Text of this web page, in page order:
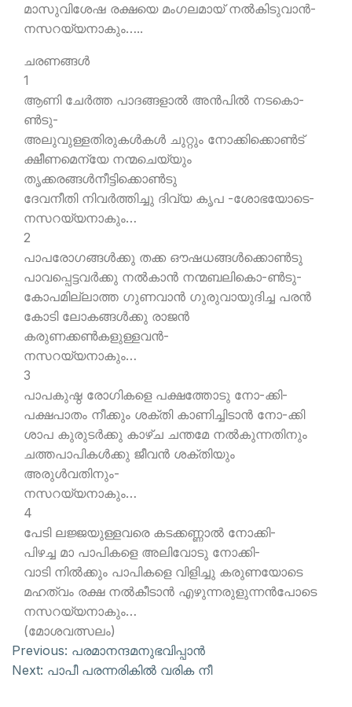
മാസുവിശേഷ രക്ഷയെ മംഗലമായ് നല്‍കിടുവാന്‍-
നസറയ്യനാകും…..
ചരണങ്ങള്‍
1
ആണി ചേര്‍ത്ത പാദങ്ങളാല്‍ അന്‍പില്‍ നടകൊ-
ണ്‍ടു-
അലുവുള്ളതിരുകള്‍കള്‍ ചുറ്റും നോക്കിക്കൊണ്‍ട്
ക്ഷീണമെന്യേ നന്മചെയ്യും
തൃക്കരങ്ങള്‍നീട്ടിക്കൊണ്‍ടു
ദേവനീതി നിവര്‍ത്തിച്ചു ദിവ്യ കൃപ -ശോഭയോടെ-
നസറയ്യനാകും…
2
പാപരോഗങ്ങള്‍ക്കു തക്ക ഔഷധങ്ങള്‍ക്കൊണ്‍ടു
പാവപ്പെട്ടവര്‍ക്കു നല്‍കാന്‍ നന്മബലികൊ-ണ്‍ടു-
കോപമില്ലാത്ത ഗുണവാന്‍ ഗുരുവായുദിച്ച പരന്‍
കോടി ലോകങ്ങള്‍ക്കു രാജന്‍
കരുണക്കണ്‍കളുള്ളവന്‍-
നസറയ്യനാകും…
3
പാപകുഷ്ഠ രോഗികളെ പക്ഷത്തോടു നോ-ക്കി-
പക്ഷപാതം നീക്കും ശക്തി കാണിച്ചിടാന്‍ നോ-ക്കി
ശാപ കുരുടര്‍ക്കു കാഴ്ച ചന്തമേ നല്‍കുന്നതിനും
ചത്തപാപികള്‍ക്കു ജീവന്‍ ശക്തിയും
അരുള്‍വതിനും-
നസറയ്യനാകും…
4
പേടി ലജ്ജയുള്ളവരെ കടക്കണ്ണാല്‍ നോക്കി-
പിഴച്ച മാ പാപികളെ അലിവോടു നോക്കി-
വാടി നില്‍ക്കും പാപികളെ വിളിച്ചു കരുണയോടെ
മഹത്വം രക്ഷ നല്‍കീടാന്‍ എഴുന്നരുളുന്നന്‍പോടെ
നസറയ്യനാകും…
(മോശവത്സലം)
Previous: പരമാനന്ദമനുഭവിപ്പാന്‍
Next: പാപീ പരന്നരികില്‍ വരിക നീ